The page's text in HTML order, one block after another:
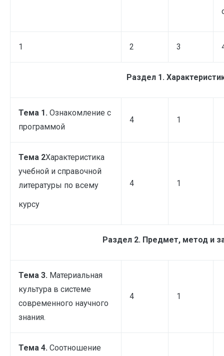
1 2 3
Раздел 1.
Тема 1. Ознакомление с
программой
4 1
Тема 2Характеристика
учебной и справочной
литературы по всему
курсу
4 1
Раздел 2. Предмет, метод и
Тема 3. Материальная
культура в системе
современного научного
знания.
4 1
Тема 4. Соотношение